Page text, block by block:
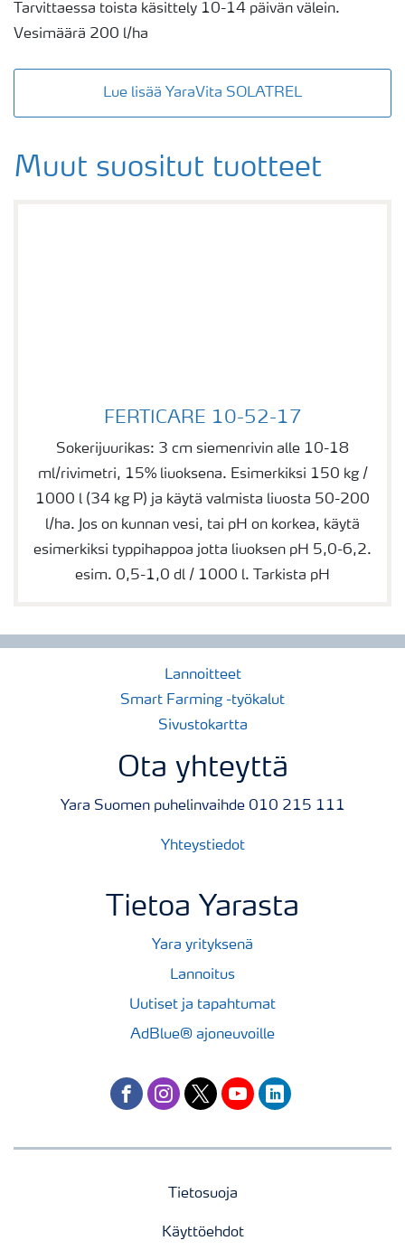
Tarvittaessa toista käsittely 10-14 päivän välein.
Vesimäärä 200 l/ha
Lue lisää YaraVita SOLATREL
Muut suositut tuotteet
FERTICARE 10-52-17
Sokerijuurikas: 3 cm siemenrivin alle 10-18
ml/rivimetri, 15% liuoksena. Esimerkiksi 150 kg /
1000 l (34 kg P) ja käytä valmista liuosta 50-200
l/ha. Jos on kunnan vesi, tai pH on korkea, käytä
esimerkiksi typpihappoa jotta liuoksen pH 5,0-6,2.
esim. 0,5-1,0 dl / 1000 l. Tarkista pH
Lannoitteet
Smart Farming -työkalut
Sivustokartta
Ota yhteyttä
Yara Suomen puhelinvaihde 010 215 111
Yhteystiedot
Tietoa Yarasta
Yara yrityksenä
Lannoitus
Uutiset ja tapahtumat
AdBlue® ajoneuvoille
facebookinstagram
twitteryoutubelinkedin
Tietosuoja
Käyttöehdot